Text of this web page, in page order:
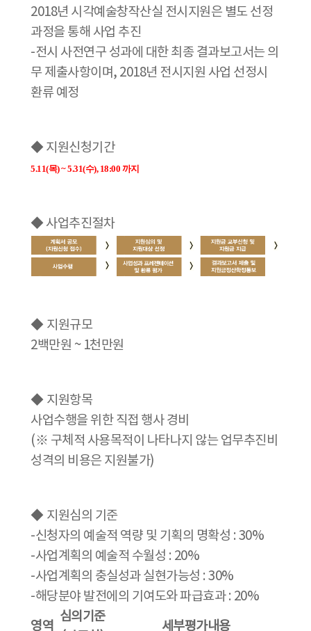
2018년 시각예술창작산실 전시지원은 별도 선정
과정을 통해 사업 추진
-전시 사전연구 성과에 대한 최종 결과보고서는 의
무 제출사항이며, 2018년 전시지원 사업 선정시
환류 예정
◆ 지원신청기간
5.11(목) ~ 5.31(수), 18:00 까지
◆ 사업추진절차
◆ 지원규모
2백만원 ~ 1천만원
◆ 지원항목
사업수행을 위한 직접 행사 경비
(※ 구체적 사용목적이 나타나지 않는 업무추진비
성격의 비용은 지원불가)
◆ 지원심의 기준
-신청자의 예술적 역량 및 기획의 명확성 : 30%
-사업계획의 예술적 수월성 : 20%
-사업계획의 충실성과 실현가능성 : 30%
-해당분야 발전에의 기여도와 파급효과 : 20%
영역
심의기준
세부평가내용